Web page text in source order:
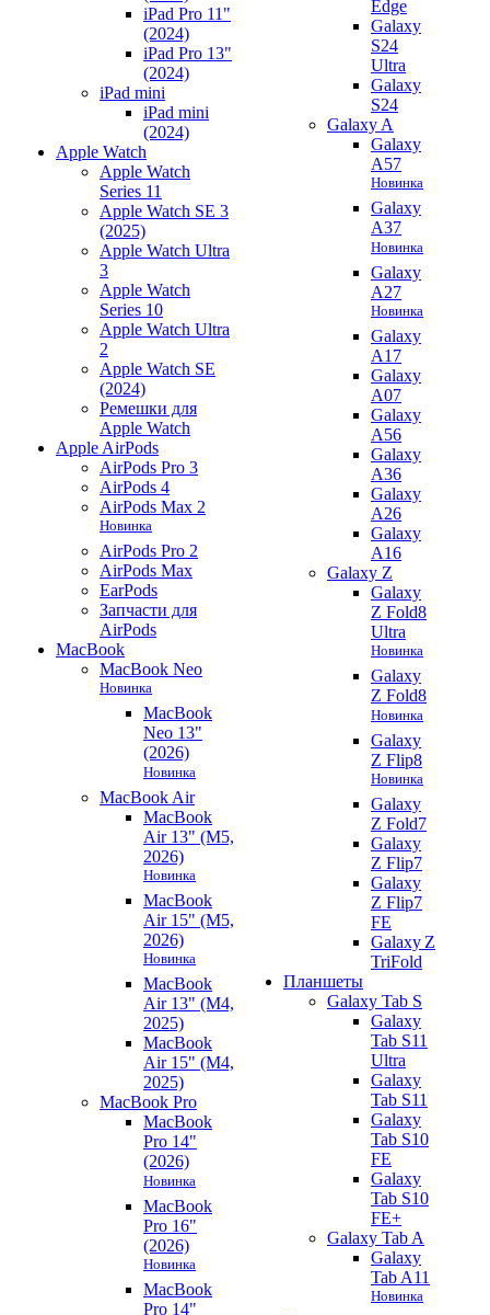
iPad Pro 11"
(2024)
iPad Pro 13"
(2024)
iPad mini
iPad mini
(2024)
Apple Watch
Apple Watch
Series 11
Apple Watch SE 3
(2025)
Apple Watch Ultra
3
Apple Watch
Series 10
Apple Watch Ultra
2
Apple Watch SE
(2024)
Ремешки для
Apple Watch
Apple AirPods
AirPods Pro 3
AirPods 4
AirPods Max 2
Новинка
AirPods Pro 2
AirPods Max
EarPods
Запчасти для
AirPods
MacBook
MacBook Neo
Новинка
MacBook
Neo 13"
(2026)
Новинка
MacBook Air
MacBook
Air 13" (M5,
2026)
Новинка
MacBook
Air 15" (M5,
2026)
Новинка
MacBook
Air 13" (M4,
2025)
MacBook
Air 15" (M4,
2025)
MacBook Pro
MacBook
Pro 14"
(2026)
Новинка
MacBook
Pro 16"
(2026)
Новинка
MacBook
Pro 14"
Edge
Galaxy
S24
Ultra
Galaxy
S24
Galaxy A
Galaxy
A57
Новинка
Galaxy
A37
Новинка
Galaxy
A27
Новинка
Galaxy
A17
Galaxy
A07
Galaxy
A56
Galaxy
A36
Galaxy
A26
Galaxy
A16
Galaxy Z
Galaxy
Z Fold8
Ultra
Новинка
Galaxy
Z Fold8
Новинка
Galaxy
Z Flip8
Новинка
Galaxy
Z Fold7
Galaxy
Z Flip7
Galaxy
Z Flip7
FE
Galaxy Z
TriFold
Планшеты
Galaxy Tab S
Galaxy
Tab S11
Ultra
Galaxy
Tab S11
Galaxy
Tab S10
FE
Galaxy
Tab S10
FE+
Galaxy Tab A
Galaxy
Tab A11
Новинка